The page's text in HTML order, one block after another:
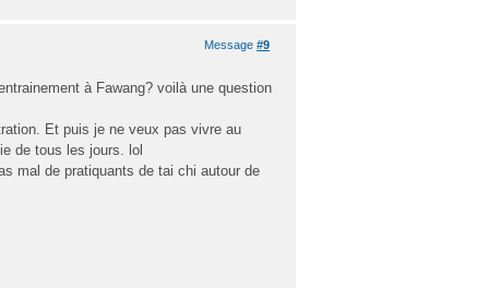
Message#9
à Fawang? voilà une question
Et puis je ne veux pas vivre au
de tous les jours. lol
mal de pratiquants de tai chi autour de